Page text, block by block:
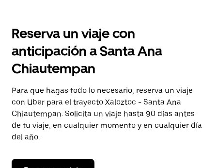
el
y
selecciona
una
Presiona
la
tecla Esc
para
cerrar
el
calendario.
Reserva un viaje con
anticipación a Santa Ana
Chiautempan
Para que hagas todo lo necesario, reserva un viaje
con Uber para el trayecto Xaloztoc - Santa Ana
Chiautempan. Solicita un viaje hasta 90 días antes
de tu viaje, en cualquier momento y en cualquier día
del año.